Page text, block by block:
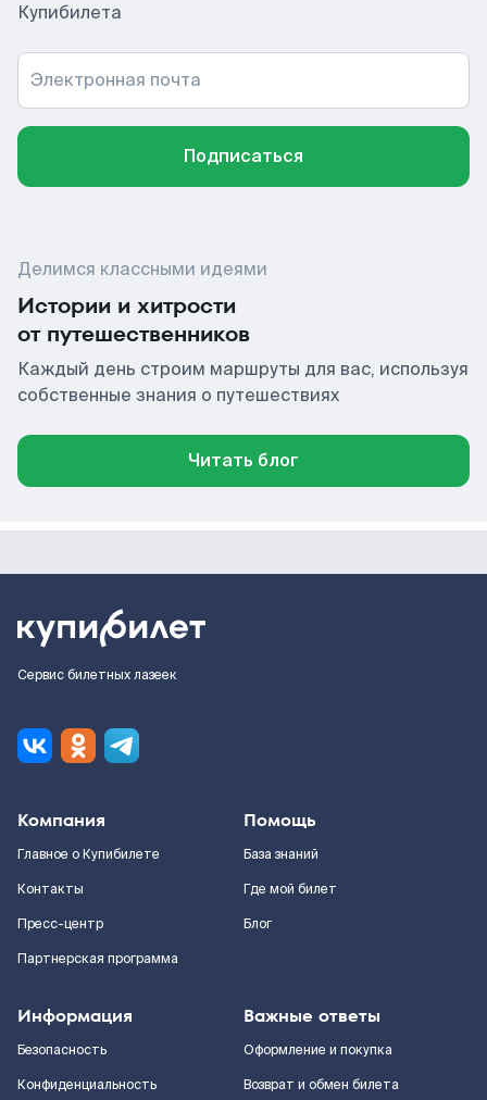
Купибилета
Электронная почта
Подписаться
Делимся классными идеями
Истории и хитрости
от путешественников
Каждый день строим маршруты для вас, используя
собственные знания о путешествиях
Читать блог
Сервис билетных лазеек
Компания
Главное о Купибилете
Контакты
Пресс-центр
Партнерская программа
Помощь
База знаний
Где мой билет
Блог
Информация
Безопасность
Конфиденциальность
Важные ответы
Оформление и покупка
Возврат и обмен билета